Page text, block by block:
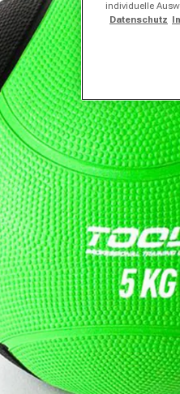
individuelle
Datenschutz